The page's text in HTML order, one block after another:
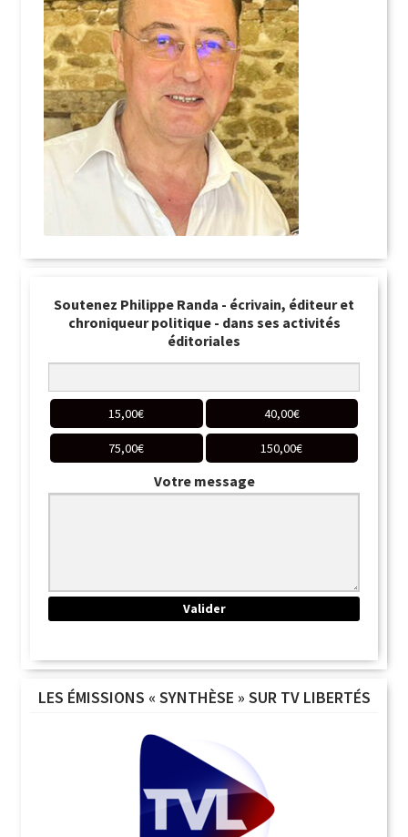
Soutenez Philippe Randa - écrivain, éditeur et
chroniqueur politique - dans ses activités
éditoriales
15,00€ 40,00€
75,00€ 150,00€
Votre message
LES ÉMISSIONS « SYNTHÈSE » SUR TV LIBERTÉS